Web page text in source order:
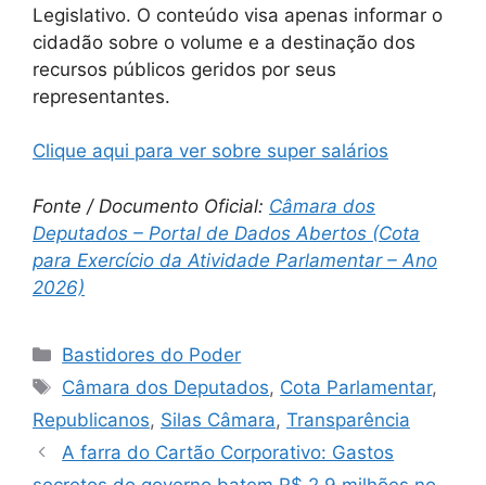
Legislativo. O conteúdo visa apenas informar o
cidadão sobre o volume e a destinação dos
recursos públicos geridos por seus
representantes.
Clique aqui para ver sobre super salários
Fonte / Documento Oficial: Câmara dos
Deputados – Portal de Dados Abertos (Cota
para Exercício da Atividade Parlamentar – Ano
2026)
Categorias
Bastidores do Poder
Tags
Câmara dos Deputados, Cota Parlamentar,
Republicanos, Silas Câmara, Transparência
A farra do Cartão Corporativo: Gastos